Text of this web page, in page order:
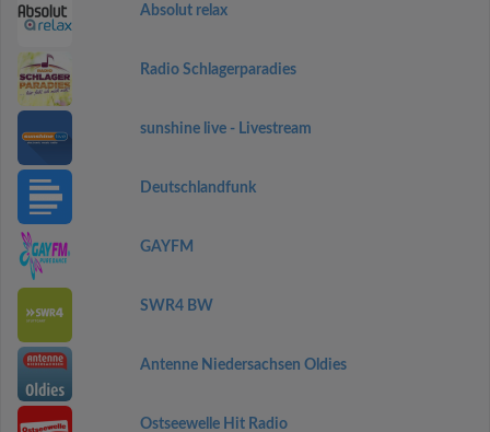
Absolut relax
Radio Schlagerparadies
sunshine live - Livestream
Deutschlandfunk
GAYFM
SWR4 BW
Antenne Niedersachsen Oldies
Ostseewelle Hit Radio